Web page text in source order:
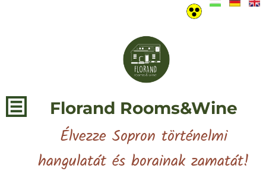
Florand Rooms&Wine
Élvezze Sopron történelmi
hangulatát és borainak zamatát!